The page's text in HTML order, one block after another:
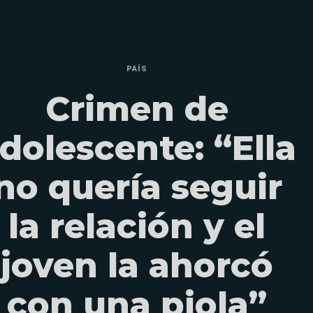
PAÍS
Crimen de
“Ella
quería seguir
la relación y el
joven la ahorcó
con una piola”